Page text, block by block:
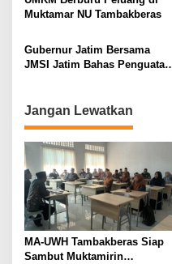
a
t
i
n
Muktamar NU Tambakberas
Gubernur Jatim Bersama
JMSI Jatim Bahas Penguatan
Jangan Lewatkan
MA-UWH Tambakberas Siap
Sambut Muktamirin